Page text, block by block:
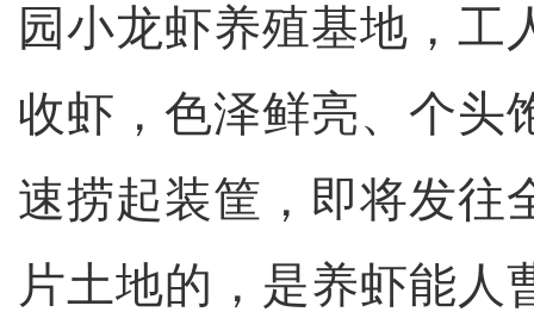
园小龙虾养殖基地，工
收虾，色泽鲜亮、个头
速捞起装筐，即将发往
片土地的，是养虾能人